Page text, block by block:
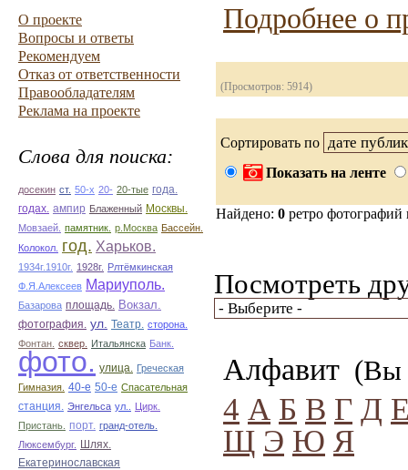
О проекте
Вопросы и ответы
Рекомендуем
Отказ от ответственности
Правообладателям
Реклама на проекте
Слова для поиска:
досекин ст. 50-х 20- 20-тые года.
годах. ампир Блаженный Москвы.
Мовзаей. памятник. р.Москва Бассейн.
Колокол.
год. Харьков.
1934г.1910г. 1928г. Рлтёмкинская
Ф.Я.Алексеев Мариуполь.
Базарова площадь. Вокзал.
фотография. ул. Театр. сторона.
Фонтан. сквер. Итальянска Банк.
фото. улица. Греческая
Гимназия. 40-е 50-е Спасательная
станция.
Энгельса ул..
Цирк.
Пристань.
порт. гранд-отель.
Люксембург.
Шлях.
Екатеринославская
Подробнее о
(Просмотров: 5914)
Сортировать по
Показать на ленте
Найдено: 0 ретро
Посмотреть
Алфавит (Вы
4 А Б В Г Д
Щ Э Ю Я